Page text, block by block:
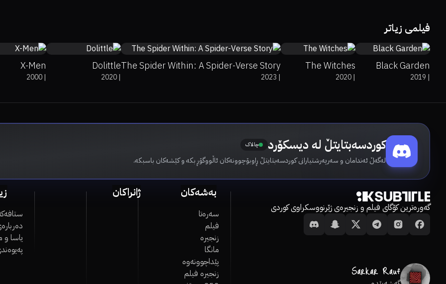
فیلمی زیاتر
Black Garden
|
2019
The Witches
|
2020
The Spider Within: A Spider-Verse Story
|
2023
Dolittle
|
2020
X-Men
|
2000
کوردسەبتایتڵ لە دیسکۆرد چالاک
لەگەڵ ئەندامان و سەرپەرشتیارانی کوردسەبتایتڵ ڕاوبۆچوونەکان ئاڵووگۆڕ بکە و کێشەکان باسبکە.
گەورەترین کۆگای فیلم و زنجیرەی ژێرنووسکراوی کوردی
بەشەکان
سەرەتا
فیلم
زنجیرە
مانگا
پێداچوونەوە
زنجیرە فیلم
ژانراکان
یاسا و